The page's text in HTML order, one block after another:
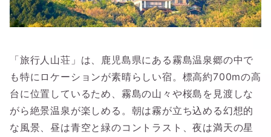
「旅行人山荘」は、鹿児島県にある霧島温泉郷の中で
も特にロケーションが素晴らしい宿。標高約700mの高
台に位置しているため、霧島の山々や桜島を見渡しな
がら絶景温泉が楽しめる。朝は霧が立ち込める幻想的
な風景、昼は青空と緑のコントラスト、夜は満天の星